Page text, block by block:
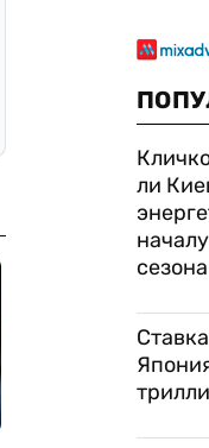
ли
сезона